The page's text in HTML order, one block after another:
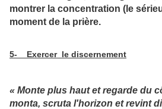
montrer la concentration (le
moment de la prière.
5- Exercer le discernement
« Monte plus haut et regarde du
monta, scruta l'horizon et revint